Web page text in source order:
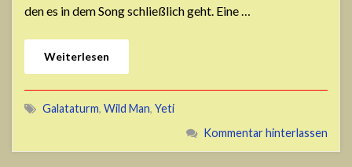
den es in dem Song schließlich geht. Eine …
Weiterlesen
Galataturm, Wild Man, Yeti
Kommentar hinterlassen